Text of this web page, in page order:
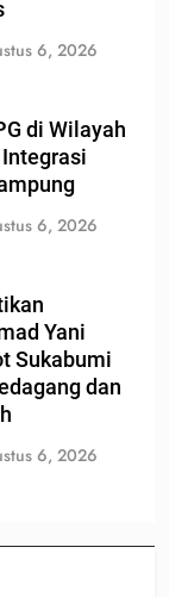
6, 2026
di Wilayah
6, 2026
Yani
Sukabumi
dan
6, 2026